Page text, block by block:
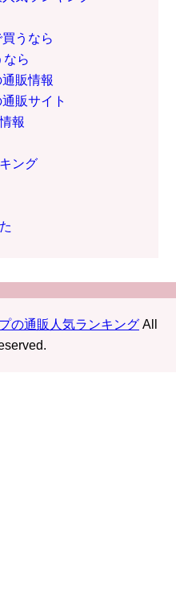
うなら
なら
販情報
販サイト
報
ング
の通販人気ランキング All